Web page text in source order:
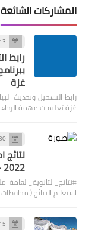
المشاركات الشائعة
13 يوليو 2025
رابط
غزة
رابط التسجيل وتحديث
غزة تعليمات مهمة
30
نتائج
2022 - ملف أكسل
استعلام النتائج (
15 أكتوبر 2025